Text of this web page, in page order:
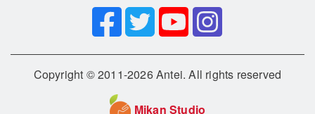
Copyright © 2011-2026 Antei. All rights reserved
Mikan Studio